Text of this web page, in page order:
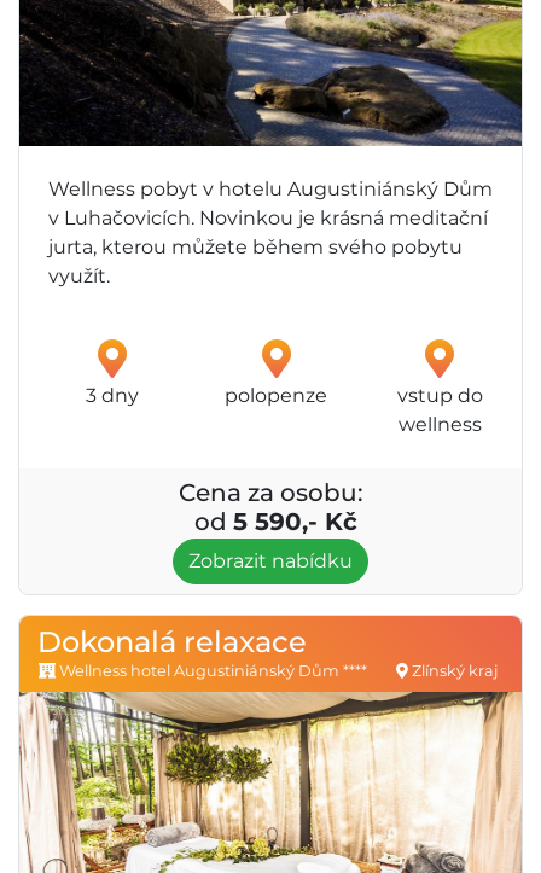
Wellness pobyt v hotelu Augustiniánský Dům
v Luhačovicích. Novinkou je krásná meditační
jurta, kterou můžete během svého pobytu
využít.
3 dny polopenze
vstup do
wellness
Cena za osobu:
od 5 590,- Kč
Zobrazit nabídku
Dokonalá relaxace
Wellness hotel Augustiniánský Dům **** Zlínský kraj